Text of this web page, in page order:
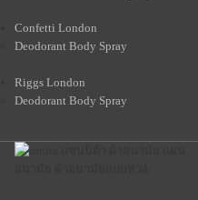
Confetti London
Deodorant Body Spray
Riggs London
Deodorant Body Spray